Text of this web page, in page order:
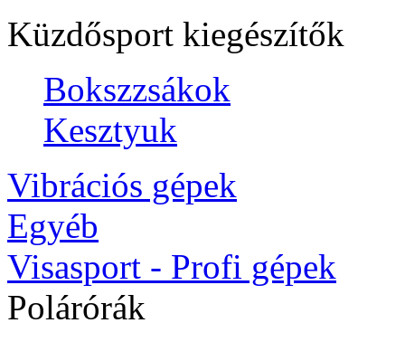
Küzdősport kiegészítők
Bokszzsákok
Kesztyuk
Vibrációs gépek
Egyéb
Visasport - Profi gépek
Polárórák